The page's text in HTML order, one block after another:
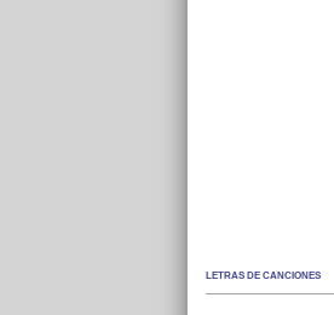
LETRAS DE CANCIONES